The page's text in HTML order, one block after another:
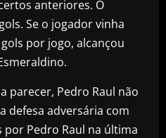
anteriores. O
Se o jogador vinha
por jogo, alcançou
parecer, Pedro Raul não
defesa adversária com
por Pedro Raul na última